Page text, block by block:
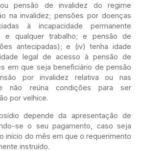
pensão de invalidez do regime
na invalidez; pensões por doenças
à incapacidade permanente
e qualquer trabalho; e pensão de
antecipadas); e (iv) tenha idade
legal de acesso à pensão de
em que seja beneficiário de pensão
por invalidez relativa ou nas
não reúna condições para ser
por velhice.
depende da apresentação de
se o seu pagamento, caso seja
início do mês em que o requerimento
instruído.